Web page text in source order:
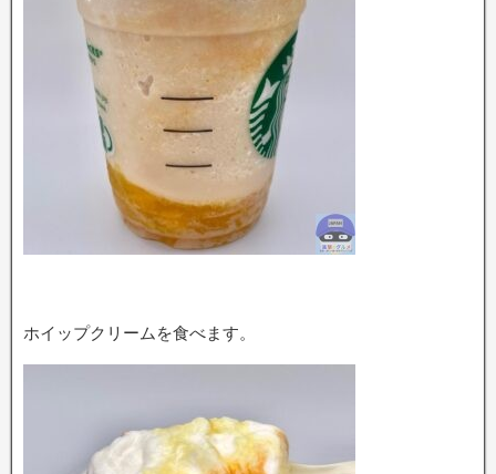
ホイップクリームを食べます。